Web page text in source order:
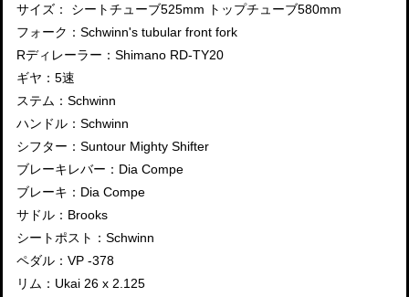
サイズ： シートチューブ525mm トップチューブ580mm
フォーク：Schwinn's tubular front fork
Rディレーラー：Shimano RD-TY20
ギヤ：5速
ステム：Schwinn
ハンドル：Schwinn
シフター：Suntour Mighty Shifter
ブレーキレバー：Dia Compe
ブレーキ：Dia Compe
サドル：Brooks
シートポスト：Schwinn
ペダル：VP -378
リム：Ukai 26 x 2.125